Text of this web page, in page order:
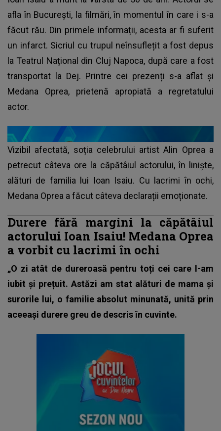
afla în București, la filmări, în momentul în care i s-a
făcut rău. Din primele informații, acesta ar fi suferit
un infarct. Sicriul cu trupul neînsuflețit a fost depus
la Teatrul Național din Cluj Napoca, după care a fost
transportat la Dej. Printre cei prezenți s-a aflat și
Medana Oprea, prietenă apropiată a regretatului
actor.
Vizibil afectată, soția celebrului artist Alin Oprea a
petrecut câteva ore la căpătâiul actorului, în liniște,
alături de familia lui Ioan Isaiu. Cu lacrimi în ochi,
Medana Oprea a făcut câteva declarații emoționate.
Durere fără margini la căpătâiul
actorului Ioan Isaiu! Medana Oprea
a vorbit cu lacrimi în ochi
„O zi atât de dureroasă pentru toți cei care l-am
iubit și prețuit. Astăzi am stat alături de mama și
surorile lui, o familie absolut minunată, unită prin
aceeași durere greu de descris în cuvinte.